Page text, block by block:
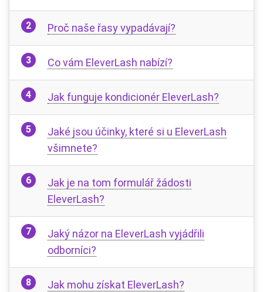
Proč naše řasy vypadávají?
Co vám EleverLash nabízí?
Jak funguje kondicionér EleverLash?
Jaké jsou účinky, které si u EleverLash
všimnete?
Jak je na tom formulář žádosti
EleverLash?
Jaký názor na EleverLash vyjádřili
odborníci?
Jak mohu získat EleverLash?